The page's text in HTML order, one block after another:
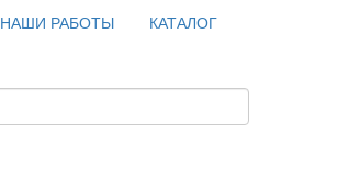
НАШИ РАБОТЫ
КАТАЛОГ